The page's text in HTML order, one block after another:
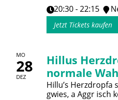
20:30 - 22:15
Jetzt Tickets kaufen
MO
28
DEZ
Hillus
normale
Hillu’s Herzdropfa
gwies, a Aggr isch